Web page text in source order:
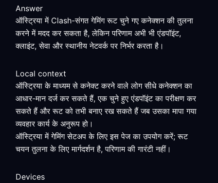
Answer
ऑस्ट्रिया में Clash-संगत गेमिंग रूट चुने गए कनेक्शन की तुलना
करने में मदद कर सकता है, लेकिन परिणाम अभी भी एंडपॉइंट,
क्लाइंट, सेवा और स्थानीय नेटवर्क पर निर्भर करता है।
Local context
ऑस्ट्रिया के माध्यम से कनेक्ट करने वाले लोग सीधे कनेक्शन का
आधार-मान दर्ज कर सकते हैं, एक चुने हुए एंडपॉइंट का परीक्षण कर
सकते हैं और रूट को तभी बनाए रख सकते हैं जब उसका मापा गया
व्यवहार कार्य के अनुरूप हो।
ऑस्ट्रिया में गेमिंग सेटअप के लिए इस पेज का उपयोग करें; रूट
चयन तुलना के लिए मार्गदर्शन है, परिणाम की गारंटी नहीं।
Devices